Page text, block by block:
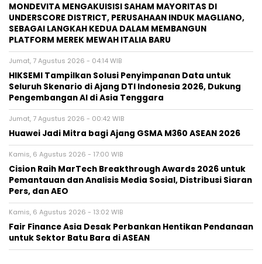
MONDEVITA MENGAKUISISI SAHAM MAYORITAS DI
UNDERSCORE DISTRICT, PERUSAHAAN INDUK MAGLIANO,
SEBAGAI LANGKAH KEDUA DALAM MEMBANGUN
PLATFORM MEREK MEWAH ITALIA BARU
Jumat, 7 Agustus 2026 - 04:14 WIB
HIKSEMI Tampilkan Solusi Penyimpanan Data untuk
Seluruh Skenario di Ajang DTI Indonesia 2026, Dukung
Pengembangan AI di Asia Tenggara
Jumat, 7 Agustus 2026 - 00:42 WIB
Huawei Jadi Mitra bagi Ajang GSMA M360 ASEAN 2026
Kamis, 6 Agustus 2026 - 17:00 WIB
Cision Raih MarTech Breakthrough Awards 2026 untuk
Pemantauan dan Analisis Media Sosial, Distribusi Siaran
Pers, dan AEO
Kamis, 6 Agustus 2026 - 13:02 WIB
Fair Finance Asia Desak Perbankan Hentikan Pendanaan
untuk Sektor Batu Bara di ASEAN